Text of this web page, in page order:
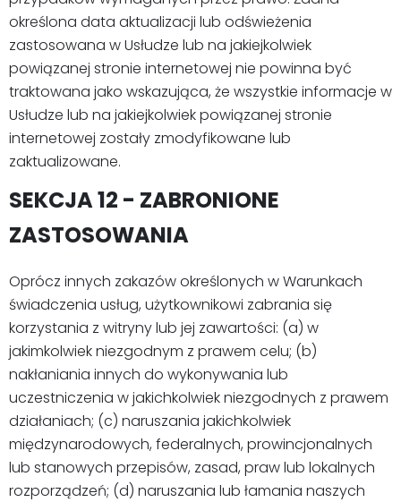
określona data aktualizacji lub odświeżenia
zastosowana w Usłudze lub na jakiejkolwiek
powiązanej stronie internetowej nie powinna być
traktowana jako wskazująca, że wszystkie informacje w
Usłudze lub na jakiejkolwiek powiązanej stronie
internetowej zostały zmodyfikowane lub
zaktualizowane.
SEKCJA 12 - ZABRONIONE
ZASTOSOWANIA
Oprócz innych zakazów określonych w Warunkach
świadczenia usług, użytkownikowi zabrania się
korzystania z witryny lub jej zawartości: (a) w
jakimkolwiek niezgodnym z prawem celu; (b)
nakłaniania innych do wykonywania lub
uczestniczenia w jakichkolwiek niezgodnych z prawem
działaniach; (c) naruszania jakichkolwiek
międzynarodowych, federalnych, prowincjonalnych
lub stanowych przepisów, zasad, praw lub lokalnych
rozporządzeń; (d) naruszania lub łamania naszych